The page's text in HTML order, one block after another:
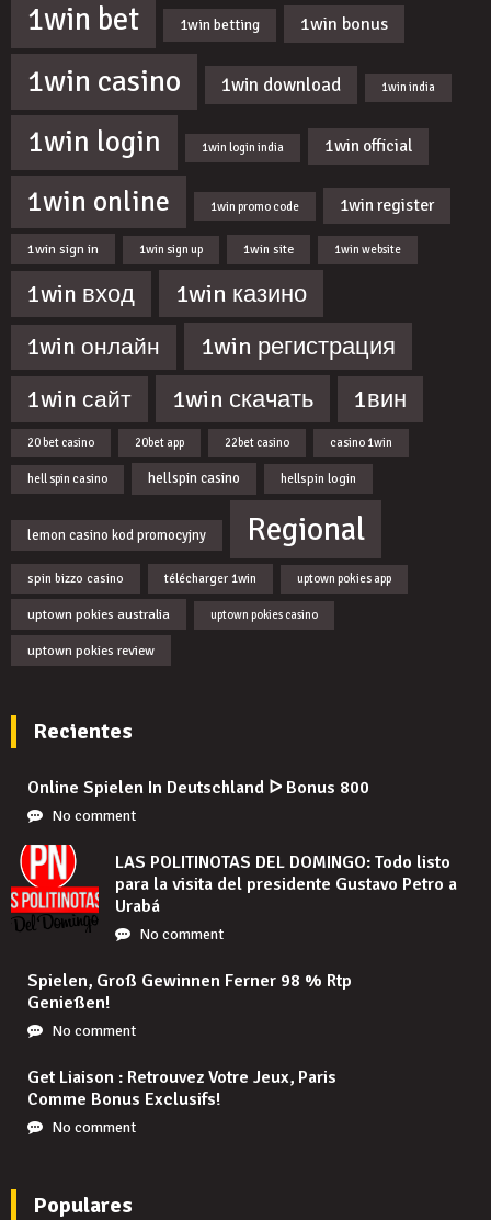
1win bet 1win betting 1win bonus
1win casino 1win download 1win india
1win login 1win login india 1win official
1win online 1win promo code 1win register
1win sign in 1win sign up 1win site 1win website
1win вход 1win казино
1win онлайн 1win регистрация
1win сайт 1win скачать 1вин
20 bet casino 20bet app 22bet casino casino 1win
hell spin casino hellspin casino hellspin login
lemon casino kod promocyjny Regional
spin bizzo casino télécharger 1win uptown pokies app
uptown pokies australia uptown pokies casino
uptown pokies review
Recientes
Online Spielen In Deutschland ᐅ Bonus 800
No comment
LAS POLITINOTAS DEL DOMINGO: Todo listo
para la visita del presidente Gustavo Petro a
Urabá
No comment
Spielen, Groß Gewinnen Ferner 98 % Rtp
Genießen!
No comment
Get Liaison : Retrouvez Votre Jeux, Paris
Comme Bonus Exclusifs!
No comment
Populares